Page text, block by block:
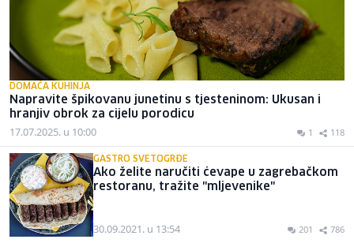
DOMAĆA KUHINJA
Napravite špikovanu junetinu s tjesteninom: Ukusan i
hranjiv obrok za cijelu porodicu
17.07.2025. u 10:00 1 118
GASTRO SVETOGRĐE
Ako želite naručiti ćevape u zagrebačkom
restoranu, tražite "mljevenike"
30.09.2021. u 13:54 201 786